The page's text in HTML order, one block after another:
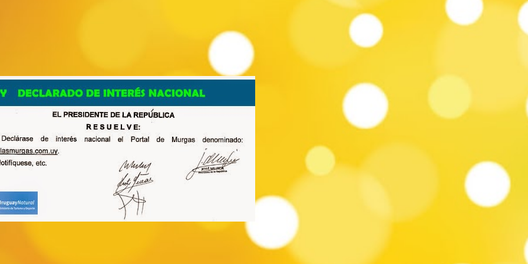
a Salir (murga) ETAPA 5 jueves 29/02 21:00
- Gala 1985 (revista) 22:20 - Gente Grande
(murga) 23:35 - Zingaros (parodistas)
ETAPA 6 viernes 01/03 21:00 - Yambo Kenia
Chobys (humoristas) 23:50 - La Nueva
Milonga (murga) ETAPA 7 sábado 02/03
21:00 - Los Diablos Verdes (murga) 22:25 -
Queso Magro (murga) 23:40 - Los
Muchachos (parodistas) ETAPA 8 domingo
03/03 21:00 - La Cayetana (murga) 22:15 -
Los Curtidores de Hongos (murga) 23:30 -
Doña Bastarda (murga) ETAPA 2 lunes
04/03 21:00 - Integración (soc. de negros y